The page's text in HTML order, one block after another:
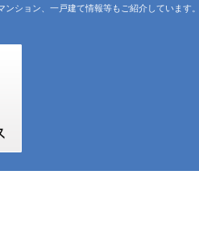
ンション、一戸建て情報等もご紹介しています